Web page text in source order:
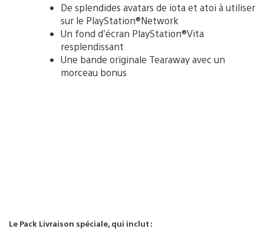
De splendides avatars de iota et atoi à utiliser
sur le PlayStation®Network
Un fond d’écran PlayStation®Vita
resplendissant
Une bande originale Tearaway avec un
morceau bonus
Le Pack Livraison spéciale, qui inclut :